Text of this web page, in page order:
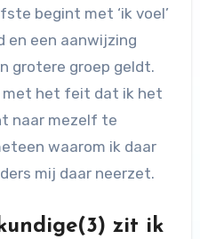
begint met ‘ik voel’
en een aanwijzing
grotere groep geldt.
met het feit dat ik het
naar mezelf te
waarom ik daar
mij daar neerzet.
zit ik